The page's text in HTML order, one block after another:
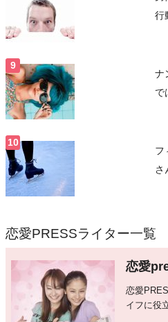
行
ナ
で
フ
さ
恋愛PRESSライター一覧
恋愛
恋愛
イフに役